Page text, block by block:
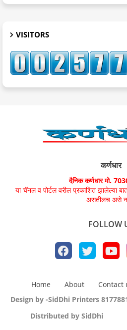
VISITORS
कर्णधार
दैनिक कर्णधार मो.
या चॅनल व पोर्टल वरील प्रकाशित झालेल्या
असतीलच असे
FOLLOW
Home About Contact
Design by -SidDhi Printers
Distributed by SidDhi